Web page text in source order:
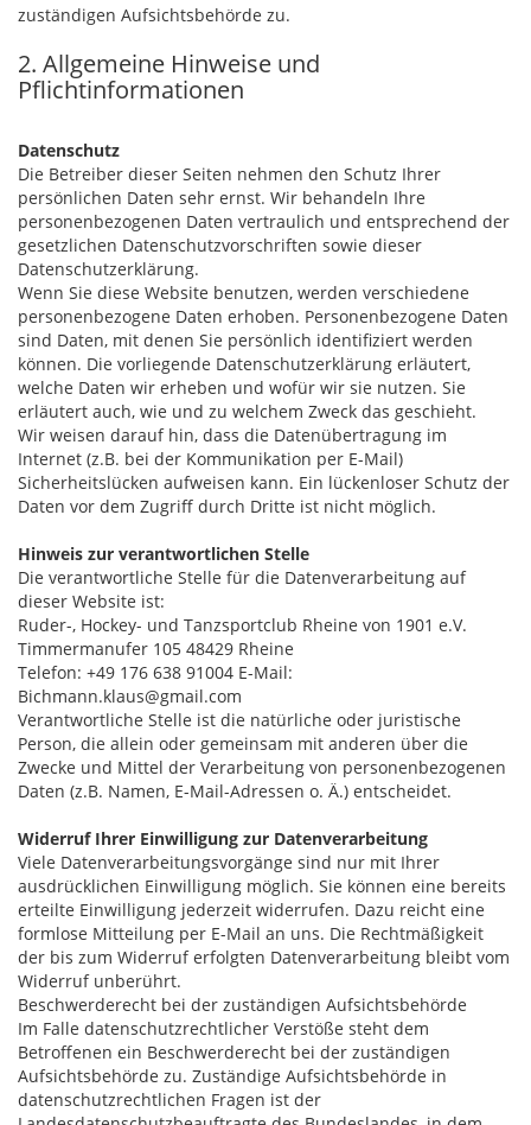
zuständigen Aufsichtsbehörde zu.
2. Allgemeine Hinweise und
Pflichtinformationen
Datenschutz
Die Betreiber dieser Seiten nehmen den Schutz Ihrer
persönlichen Daten sehr ernst. Wir behandeln Ihre
personenbezogenen Daten vertraulich und entsprechend der
gesetzlichen Datenschutzvorschriften sowie dieser
Datenschutzerklärung.
Wenn Sie diese Website benutzen, werden verschiedene
personenbezogene Daten erhoben. Personenbezogene Daten
sind Daten, mit denen Sie persönlich identifiziert werden
können. Die vorliegende Datenschutzerklärung erläutert,
welche Daten wir erheben und wofür wir sie nutzen. Sie
erläutert auch, wie und zu welchem Zweck das geschieht.
Wir weisen darauf hin, dass die Datenübertragung im
Internet (z.B. bei der Kommunikation per E-Mail)
Sicherheitslücken aufweisen kann. Ein lückenloser Schutz der
Daten vor dem Zugriff durch Dritte ist nicht möglich.
Hinweis zur verantwortlichen Stelle
Die verantwortliche Stelle für die Datenverarbeitung auf
dieser Website ist:
Ruder-, Hockey- und Tanzsportclub Rheine von 1901 e.V.
Timmermanufer 105 48429 Rheine
Telefon: +49 176 638 91004 E-Mail:
Bichmann.klaus@gmail.com
Verantwortliche Stelle ist die natürliche oder juristische
Person, die allein oder gemeinsam mit anderen über die
Zwecke und Mittel der Verarbeitung von personenbezogenen
Daten (z.B. Namen, E-Mail-Adressen o. Ä.) entscheidet.
Widerruf Ihrer Einwilligung zur Datenverarbeitung
Viele Datenverarbeitungsvorgänge sind nur mit Ihrer
ausdrücklichen Einwilligung möglich. Sie können eine bereits
erteilte Einwilligung jederzeit widerrufen. Dazu reicht eine
formlose Mitteilung per E-Mail an uns. Die Rechtmäßigkeit
der bis zum Widerruf erfolgten Datenverarbeitung bleibt vom
Widerruf unberührt.
Beschwerderecht bei der zuständigen Aufsichtsbehörde
Im Falle datenschutzrechtlicher Verstöße steht dem
Betroffenen ein Beschwerderecht bei der zuständigen
Aufsichtsbehörde zu. Zuständige Aufsichtsbehörde in
datenschutzrechtlichen Fragen ist der